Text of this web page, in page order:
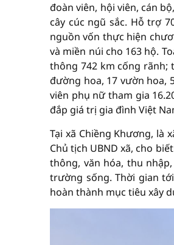
đoàn viên, hội viên, cán
cây cúc ngũ sắc. Hỗ trợ
nguồn vốn thực hiện
và miền núi cho 163 hộ.
thông 742 km cống rãnh;
đường hoa, 17 vườn hoa,
viên phụ nữ tham gia
đắp giá trị gia đình Việt
Tại xã Chiềng Khương, là
Chủ tịch UBND xã, cho
thông, văn hóa, thu
trường sống. Thời gian
hoàn thành mục tiêu xây